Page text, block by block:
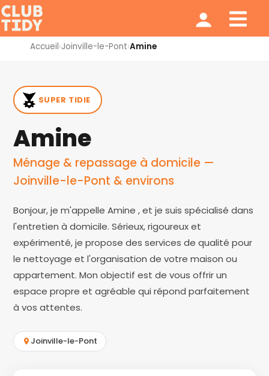
Accueil›Joinville-le-Pont›Amine
SUPER TIDIE
Amine
Ménage & repassage à domicile —
Joinville-le-Pont & environs
Bonjour, je m'appelle Amine , et je suis spécialisé dans
l'entretien à domicile. Sérieux, rigoureux et
expérimenté, je propose des services de qualité pour
le nettoyage et l'organisation de votre maison ou
appartement. Mon objectif est de vous offrir un
espace propre et agréable qui répond parfaitement
à vos attentes.
Joinville-le-Pont